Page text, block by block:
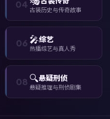
04 古装历史与传奇故事
06 🎤综艺
热播综艺与真人秀
08 🔍悬疑刑侦
悬疑推理与刑侦剧集